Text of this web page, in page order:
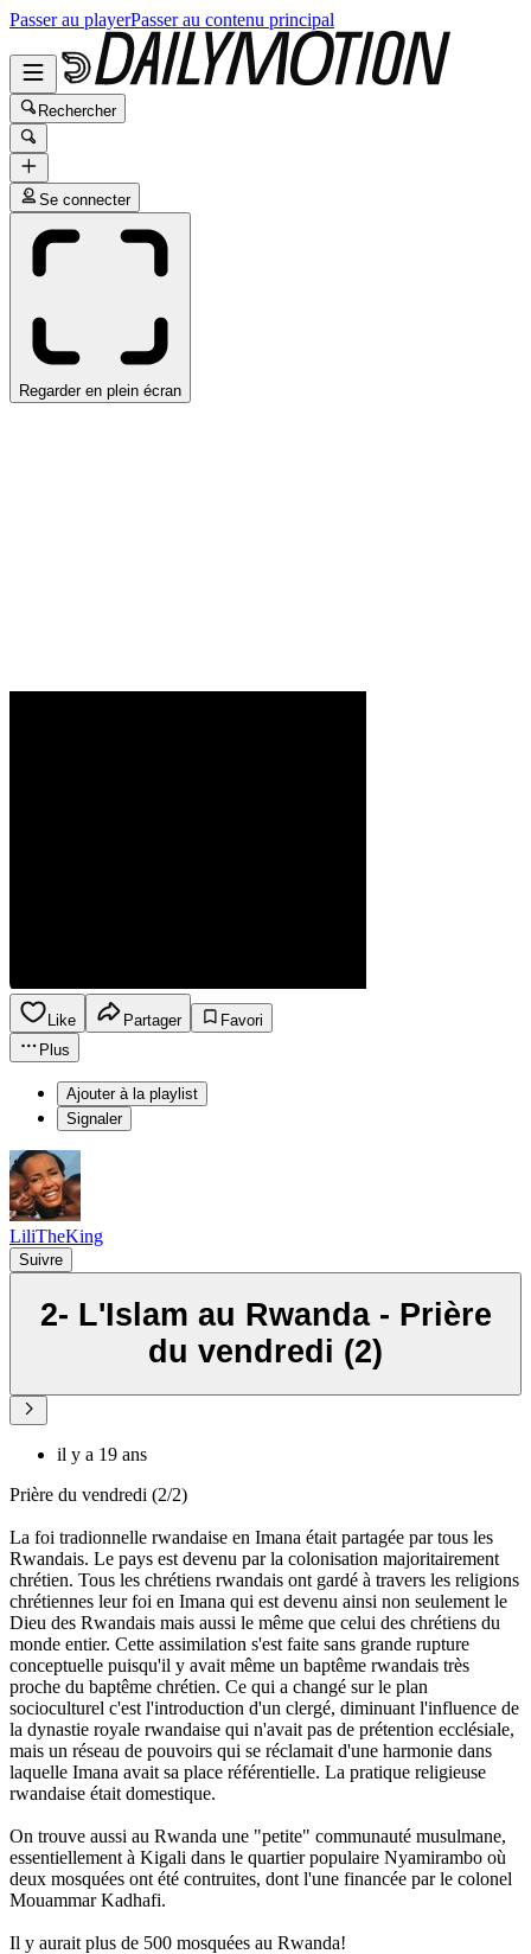
Passer au playerPasser au contenu principal
Rechercher
Se connecter
Regarder en plein écran
Like Partager
Favori
Plus
Ajouter à la playlist
Signaler
LiliTheKing
Suivre
2- L'Islam au Rwanda - Prière
du vendredi (2)
il y a 19 ans
Prière du vendredi (2/2)
La foi tradionnelle rwandaise en Imana était partagée par tous les
Rwandais. Le pays est devenu par la colonisation majoritairement
chrétien. Tous les chrétiens rwandais ont gardé à travers les religions
chrétiennes leur foi en Imana qui est devenu ainsi non seulement le
Dieu des Rwandais mais aussi le même que celui des chrétiens du
monde entier. Cette assimilation s'est faite sans grande rupture
conceptuelle puisqu'il y avait même un baptême rwandais très
proche du baptême chrétien. Ce qui a changé sur le plan
socioculturel c'est l'introduction d'un clergé, diminuant l'influence de
la dynastie royale rwandaise qui n'avait pas de prétention ecclésiale,
mais un réseau de pouvoirs qui se réclamait d'une harmonie dans
laquelle Imana avait sa place référentielle. La pratique religieuse
rwandaise était domestique.
On trouve aussi au Rwanda une "petite" communauté musulmane,
essentiellement à Kigali dans le quartier populaire Nyamirambo où
deux mosquées ont été contruites, dont l'une financée par le colonel
Mouammar Kadhafi.
Il y aurait plus de 500 mosquées au Rwanda!